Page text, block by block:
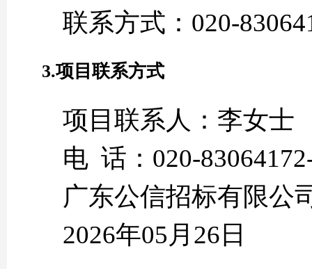
联系方式：020-
3.项目联系方式
项目联系人：李女士
电 话：020-
广东公信招标有限公
2026年05月26日